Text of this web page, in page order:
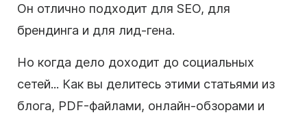
Он отлично подходит для SEO, для
брендинга и для лид-гена.
Но когда дело доходит до социальных
сетей... Как вы делитесь этими статьями из
блога, PDF-файлами, онлайн-обзорами и